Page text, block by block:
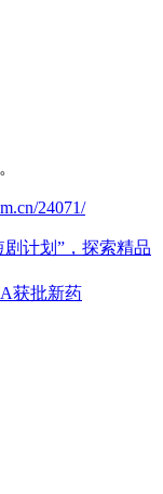
24071/
计划”，探索精品
获批新药